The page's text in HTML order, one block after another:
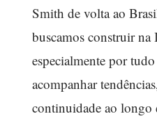
Smith de volta ao
buscamos construir
especialmente por
acompanhar
continuidade ao longo